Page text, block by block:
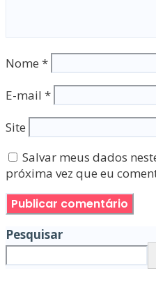
Nome *
E-mail *
Site
Salvar meus dados
próxima vez que eu
Pesquisar